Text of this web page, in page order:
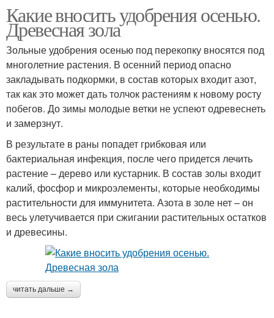
Какие вносить удобрения осенью.
Древесная зола
Зольные удобрения осенью под перекопку вносятся под
многолетние растения. В осенний период опасно
закладывать подкормки, в состав которых входит азот,
так как это может дать толчок растениям к новому росту
побегов. До зимы молодые ветки не успеют одревеснеть
и замерзнут.
В результате в раны попадет грибковая или
бактериальная инфекция, после чего придется лечить
растение – дерево или кустарник. В состав золы входит
калий, фосфор и микроэлементы, которые необходимы
растительности для иммунитета. Азота в золе нет – он
весь улетучивается при сжигании растительных остатков
и древесины.
читать дальше →